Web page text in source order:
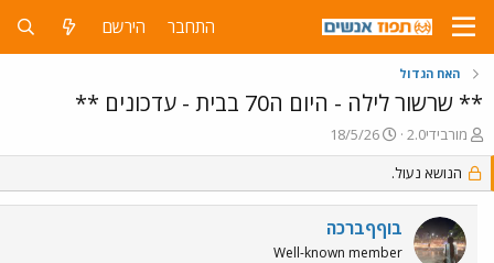
התחבר הירשם
האח הגדול
** שרשור לילה - היום ה70 בבית - עדכונים **
פ
ו
ת
ח
נ
ו
מורבידי2.0
פ
ו
ס
ב
ת
18/5/26
הנושא נעול.
בוףףברכה
Well-known member